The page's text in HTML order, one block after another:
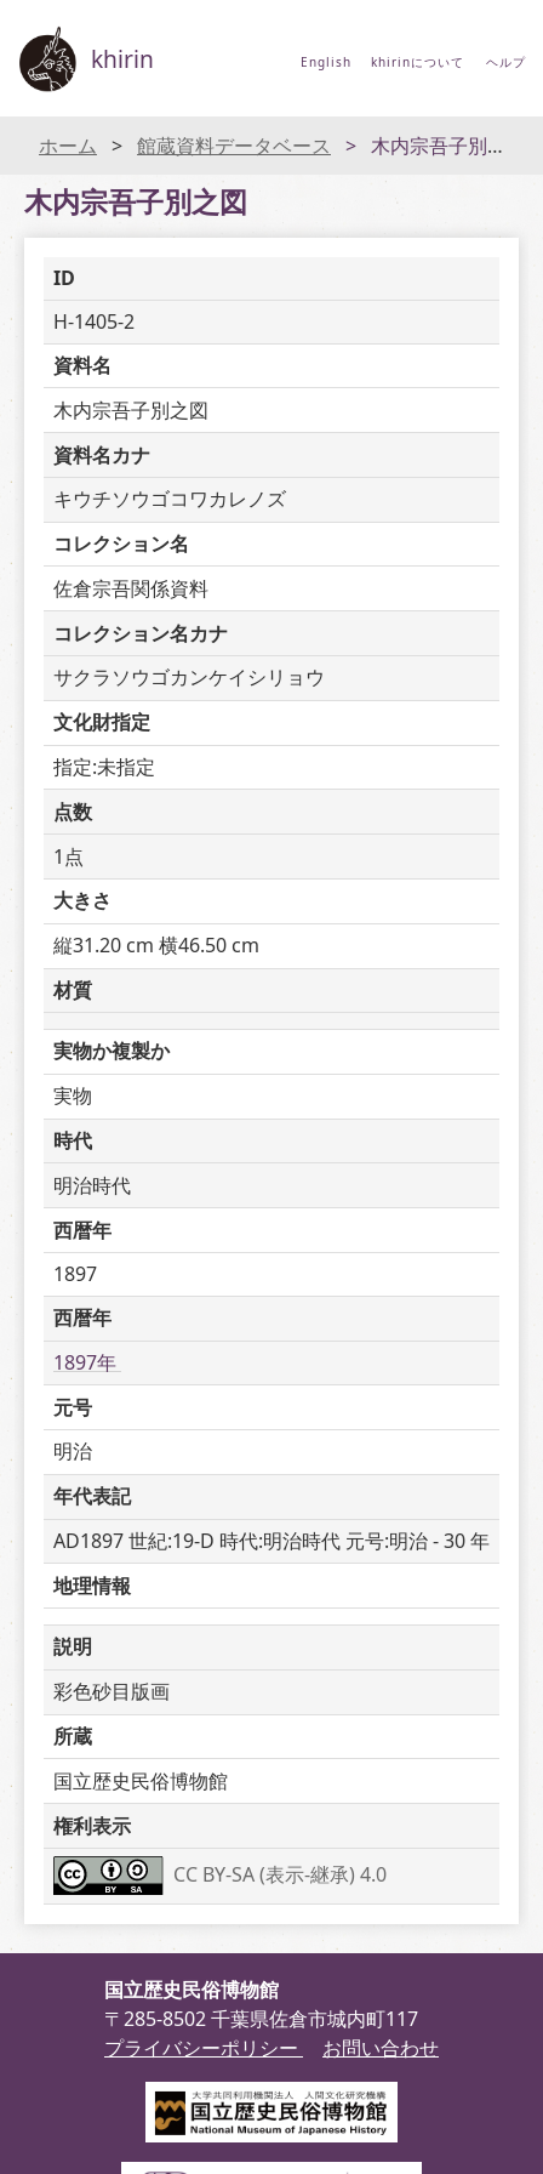
khirin English khirinについて ヘルプ
ホーム 館蔵資料データベース 木内宗吾子別之図
木内宗吾子別之図
ID
H-1405-2
資料名
木内宗吾子別之図
資料名カナ
キウチソウゴコワカレノズ
コレクション名
佐倉宗吾関係資料
コレクション名カナ
サクラソウゴカンケイシリョウ
文化財指定
指定:未指定
点数
1点
大きさ
縦31.20 cm 横46.50 cm
材質
実物か複製か
実物
時代
明治時代
西暦年
1897
西暦年
1897年
元号
明治
年代表記
AD1897 世紀:19-D 時代:明治時代 元号:明治 - 30 年
地理情報
説明
彩色砂目版画
所蔵
国立歴史民俗博物館
権利表示
CC BY-SA (表示-継承) 4.0
国立歴史民俗博物館
〒285-8502 千葉県佐倉市城内町117
プライバシーポリシー
お問い合わせ